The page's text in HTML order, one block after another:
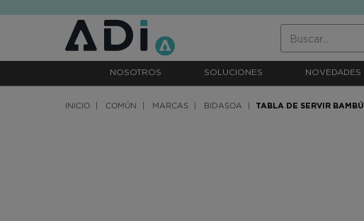
NOSOTROS SOLUCIONES NOVEDADES
INICIO COMÚN MARCAS BIDASOA TABLA DE SERVIR BAMBÚ